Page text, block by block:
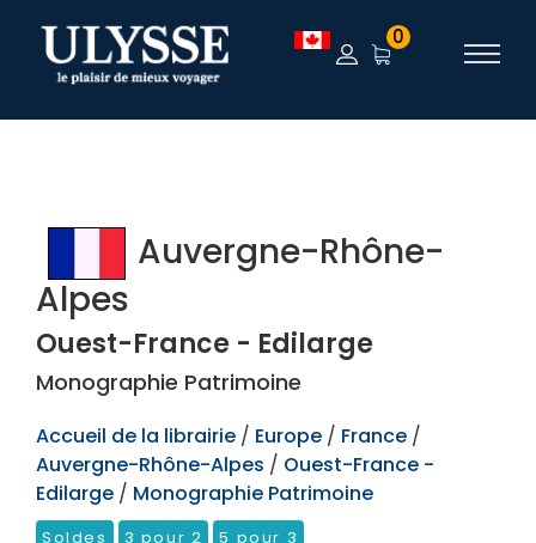
TEST 0
Auvergne-Rhône-
Alpes
Ouest-France - Edilarge
Monographie Patrimoine
Accueil de la librairie / Europe / France /
Auvergne-Rhône-Alpes / Ouest-France -
Edilarge / Monographie Patrimoine
Soldes 3 pour 2
5 pour 3